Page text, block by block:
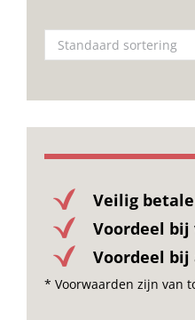
Onze merken
Veilig
Voordeel
Voordeel
* Voorwaarden zijn van